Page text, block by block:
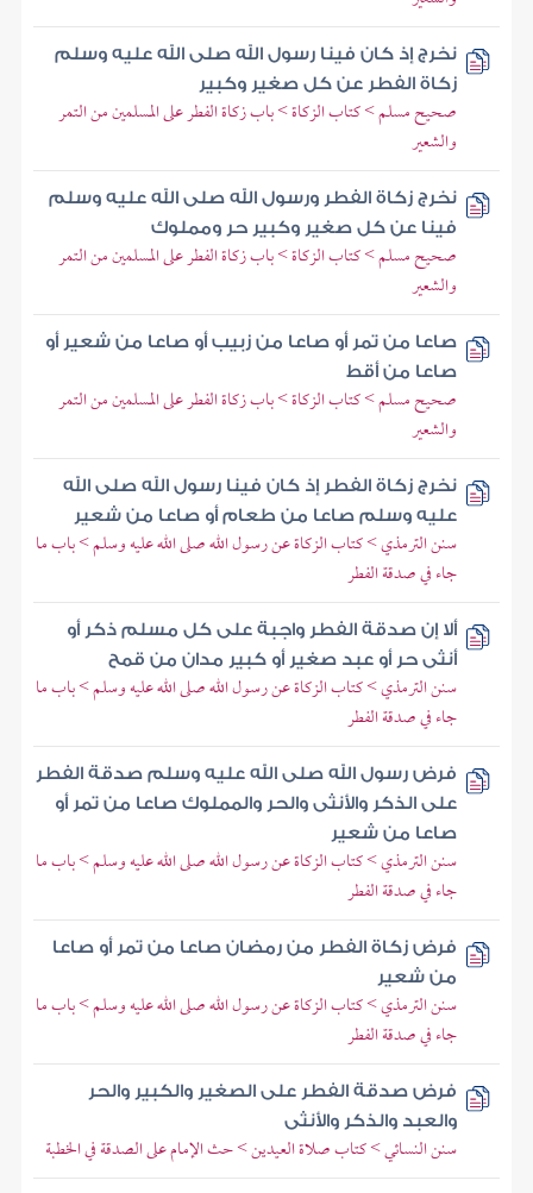
نخرج إذ كان فينا رسول الله صلى الله عليه وسلم
زكاة الفطر عن كل صغير وكبير
صحيح مسلم > كتاب الزكاة > باب زكاة الفطر على المسلمين من التمر
والشعير
نخرج زكاة الفطر ورسول الله صلى الله عليه وسلم
فينا عن كل صغير وكبير حر ومملوك
صحيح مسلم > كتاب الزكاة > باب زكاة الفطر على المسلمين من التمر
والشعير
صاعا من تمر أو صاعا من زبيب أو صاعا من شعير أو
صاعا من أقط
صحيح مسلم > كتاب الزكاة > باب زكاة الفطر على المسلمين من التمر
والشعير
نخرج زكاة الفطر إذ كان فينا رسول الله صلى الله
عليه وسلم صاعا من طعام أو صاعا من شعير
سنن الترمذي > كتاب الزكاة عن رسول الله صلى الله عليه وسلم > باب ما
جاء في صدقة الفطر
ألا إن صدقة الفطر واجبة على كل مسلم ذكر أو
أنثى حر أو عبد صغير أو كبير مدان من قمح
سنن الترمذي > كتاب الزكاة عن رسول الله صلى الله عليه وسلم > باب ما
جاء في صدقة الفطر
فرض رسول الله صلى الله عليه وسلم صدقة الفطر
على الذكر والأنثى والحر والمملوك صاعا من تمر أو
صاعا من شعير
سنن الترمذي > كتاب الزكاة عن رسول الله صلى الله عليه وسلم > باب ما
جاء في صدقة الفطر
فرض زكاة الفطر من رمضان صاعا من تمر أو صاعا
من شعير
سنن الترمذي > كتاب الزكاة عن رسول الله صلى الله عليه وسلم > باب ما
جاء في صدقة الفطر
فرض صدقة الفطر على الصغير والكبير والحر
والعبد والذكر والأنثى
سنن النسائي > كتاب صلاة العيدين > حث الإمام على الصدقة في الخطبة